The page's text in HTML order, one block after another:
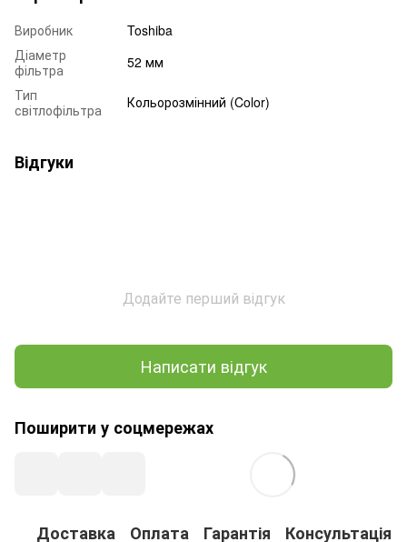
Виробник
Toshiba
Діаметр
фільтра
52 мм
Тип
світлофільтра
Кольорозмінний (Color)
Відгуки
Додайте перший відгук
Написати відгук
Поширити у соцмережах
Доставка Оплата Гарантія Консультація